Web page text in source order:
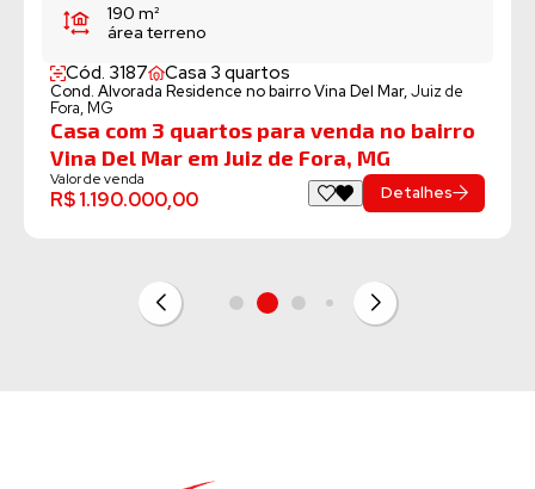
190 m²
área terreno
Cód. 3187 Casa 3 quartos
Cond. Alvorada Residence no bairro Vina Del Mar,Juiz de
Fora, MG
Casa com 3 quartos para venda no bairro
Vina Del Mar em Juiz de Fora, MG
Valor de venda
R$ 1.190.000,00 Detalhes